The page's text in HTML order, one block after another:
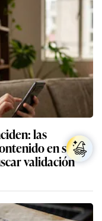
las
en sus
validación